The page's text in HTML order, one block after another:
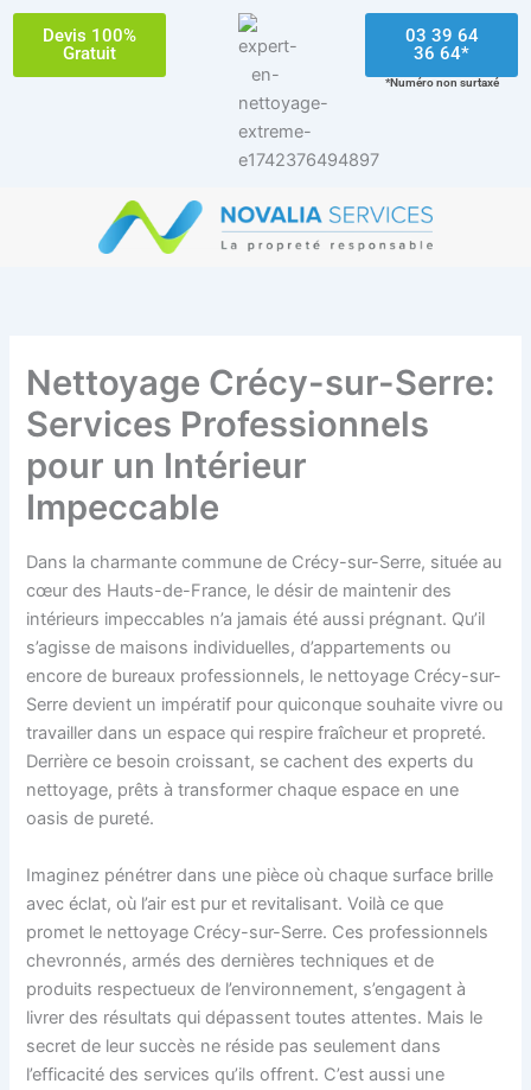
Aller
contenu
03 39 64
36 64*
*Numéro non surtaxé
Devis 100%
Gratuit
Nettoyage Crécy-sur-Serre:
Services Professionnels
pour un Intérieur
Impeccable
Dans la charmante commune de Crécy-sur-Serre, située au
cœur des Hauts-de-France, le désir de maintenir des
intérieurs impeccables n’a jamais été aussi prégnant. Qu’il
s’agisse de maisons individuelles, d’appartements ou
encore de bureaux professionnels, le nettoyage Crécy-sur-
Serre devient un impératif pour quiconque souhaite vivre ou
travailler dans un espace qui respire fraîcheur et propreté.
Derrière ce besoin croissant, se cachent des experts du
nettoyage, prêts à transformer chaque espace en une
oasis de pureté.
Imaginez pénétrer dans une pièce où chaque surface brille
avec éclat, où l’air est pur et revitalisant. Voilà ce que
promet le nettoyage Crécy-sur-Serre. Ces professionnels
chevronnés, armés des dernières techniques et de
produits respectueux de l’environnement, s’engagent à
livrer des résultats qui dépassent toutes attentes. Mais le
secret de leur succès ne réside pas seulement dans
l’efficacité des services qu’ils offrent. C’est aussi une